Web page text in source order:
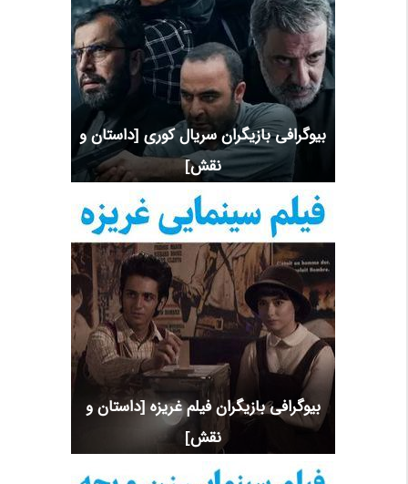
بیوگرافی بازیگران سریال کوری [داستان و
نقش]
بیوگرافی بازیگران فیلم غریزه [داستان و
نقش]